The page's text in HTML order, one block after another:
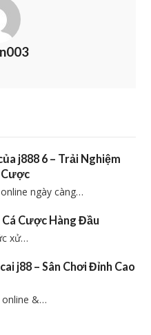
j888 6 – Trải Nghiệm
Cược
ngày càng…
Cá Cược Hàng Đầu
xử…
j88 – Sân Chơi Đỉnh Cao
online &…